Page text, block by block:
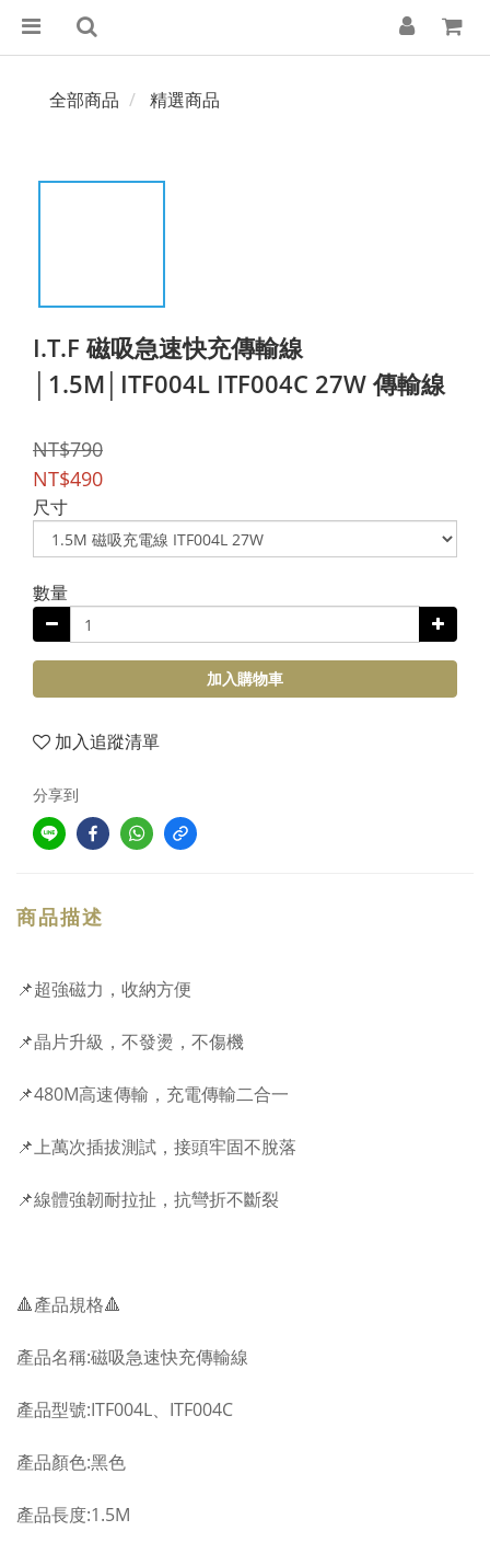
全部商品 精選商品
I.T.F 磁吸急速快充傳輸線
│1.5M│ITF004L ITF004C 27W 傳輸線
NT$790
NT$490
尺寸
數量
加入購物車
加入追蹤清單
分享到
商品描述
📌超強磁力，收納方便
📌晶片升級，不發燙，不傷機
📌480M高速傳輸，充電傳輸二合一
📌上萬次插拔測試，接頭牢固不脫落
📌線體強韌耐拉扯，抗彎折不斷裂
🔺產品規格🔺
產品名稱:磁吸急速快充傳輸線
產品型號:ITF004L、ITF004C
產品顏色:黑色
產品長度:1.5M